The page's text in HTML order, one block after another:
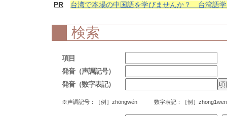
PR 台湾で本場の中国語を学びませんか？ 台湾語
検索
項目
発音（声調記号）
発音（数字表記）
※声調記号：［例］zhōngwén 数字表記：［例］